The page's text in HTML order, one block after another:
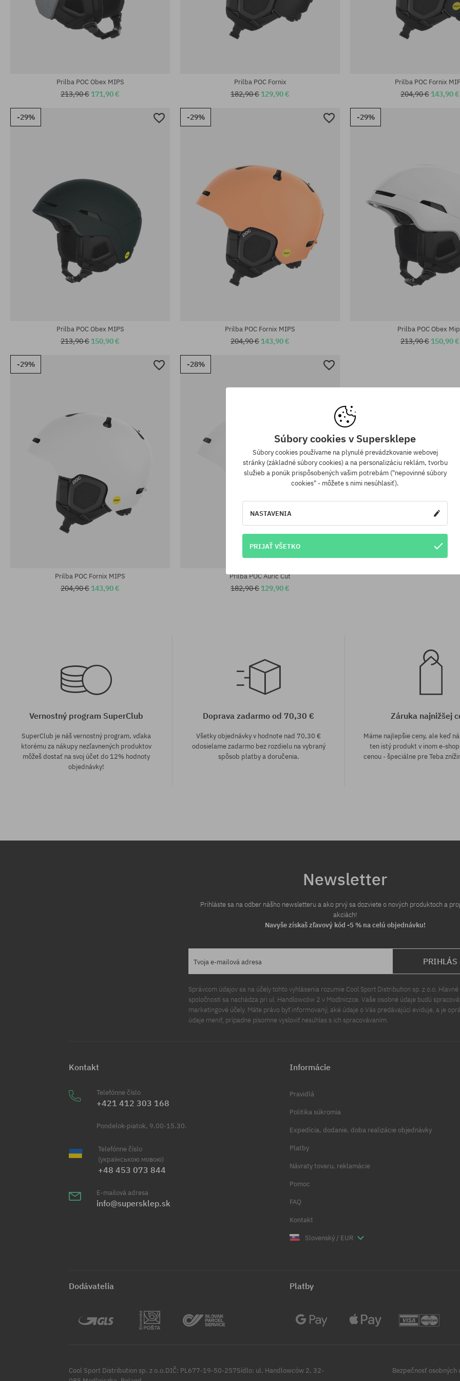
Prilba POC Obex MIPS
213,90 € 171,90 €
Prilba POC Fornix
182,90 € 129,90 €
Prilba POC Fornix
204,90 € 143,90 €
-29%
Prilba POC Obex MIPS
213,90 € 150,90 €
-29%
Prilba POC Fornix MIPS
204,90 € 143,90 €
-29%
Prilba POC Obex
213,90 € 150,90 €
-29%
Prilba POC Fornix MIPS
204,90 € 143,90 €
-28%
Prilba POC Auric Cut
182,90 € 129,90 €
Vernostný program SuperClub
SuperClub je náš vernostný program, vďaka
ktorému za nákupy nezľavnených produktov
môžeš dostať na svoj účet do 12% hodnoty
objednávky!
Doprava zadarmo od 70,30 €
Všetky objednávky v hodnote nad 70,30 €
odosielame zadarmo bez rozdielu na vybraný
spôsob platby a doručenia.
Záruka najnižšej
Máme najlepšie ceny, ale keď
ten istý produkt v inom e-
cenou - špeciálne pre Teba
Newsletter
Prihláste sa na odber nášho newsletteru a ako prvý sa dozviete o nových produktoch a
akciách!
Navyše získaš zľavový kód -5 % na celú objednávku!
Tvoja e-mailová adresa PRIHLÁS
Správcom údajov sa na účely tohto vyhlásenia rozumie Cool Sport Distribution sp. z o.o.
spoločnosti sa nachádza pri ul. Handlowców 2 v Modlniczce. Vaše osobné údaje budú
marketingové účely. Máte právo byť informovaný, aké údaje o Vás predávajúci eviduje, a je
údaje meniť, prípadne písomne vysloviť nesúhlas s ich spracovávaním.
Kontakt
Telefónne číslo
+421 412 303 168
Pondelok-piatok, 9.00-15.30.
Telefónne číslo
(українською мовою)
+48 453 073 844
E-mailová adresa
info@supersklep.sk
Informácie
Pravidlá
Politika súkromia
Expedícia, dodanie, doba realizácie objednávky
Platby
Návraty tovaru, reklamácie
Pomoc
FAQ
Kontakt
Slovenský / EUR
Dodávatelia Platby
Cool Sport Distribution sp. z o.o.DIČ: PL677-19-50-257Sídlo: ul. Handlowców 2, 32-
Bezpečnosť osobných
Súbory cookies v Supersklepe
Súbory cookies používame na plynulé prevádzkovanie webovej
stránky (základné súbory cookies) a na personalizáciu reklám, tvorbu
služieb a ponúk prispôsobených vašim potrebám ("nepovinné súbory
cookies" - môžete s nimi nesúhlasiť).
NASTAVENIA
PRIJAŤ VŠETKO